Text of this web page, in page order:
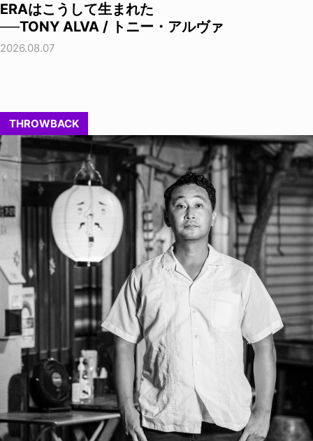
ERAはこうして生まれた
──TONY ALVA / トニー・アルヴァ
2026.08.07
THROWBACK